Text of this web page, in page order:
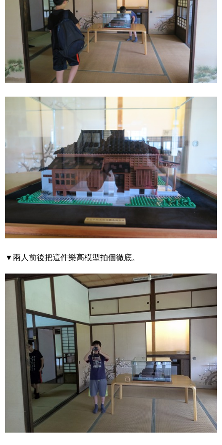
▼兩人前後把這件樂高模型拍個徹底。